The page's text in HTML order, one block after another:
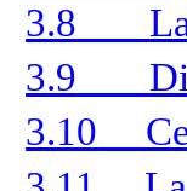
3.8
3.9
3.10